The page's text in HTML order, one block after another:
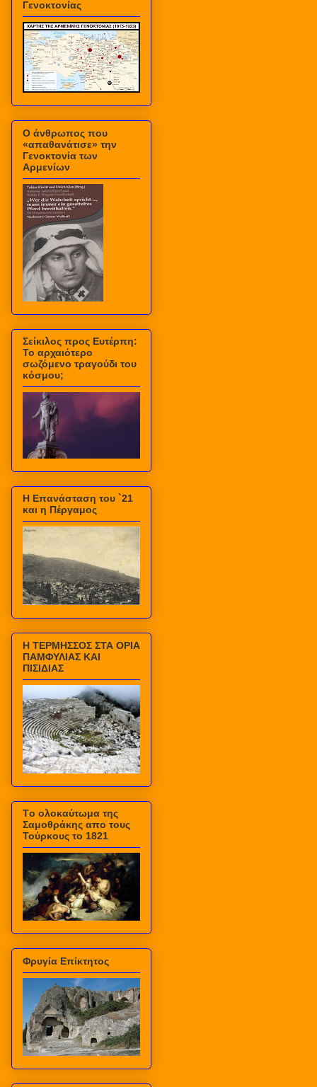
Γενοκτονίας
Ο άνθρωπος που
«απαθανάτισε» την
Γενοκτονία των
Αρμενίων
Σείκιλος προς Ευτέρπη:
Το αρχαιότερο
σωζόμενο τραγούδι του
κόσμου;
Η Επανάσταση του `21
και η Πέργαμος
Η ΤΕΡΜΗΣΣΟΣ ΣΤΑ ΟΡΙΑ
ΠΑΜΦΥΛΙΑΣ ΚΑΙ
ΠΙΣΙΔΙΑΣ
Τo ολοκαύτωμα της
Σαμοθράκης απο τους
Τούρκους το 1821
Φρυγία Επίκτητος